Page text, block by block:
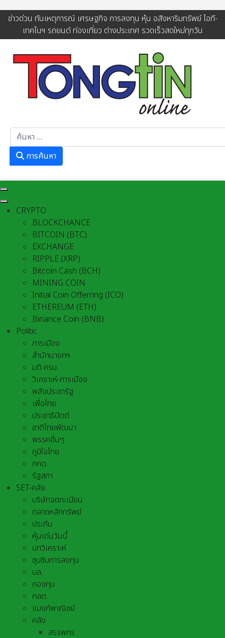
ข่าวด่วน ทันเหตุการณ์ เศรษฐกิจ การลงทุน หุ้น อสังหาริมทรัพย์ ไอที-
เทคโนฯ รถยนต์ ท่องเที่ยว ต่างประเทศ รวดเร็วสดใหม่ทุกวัน
การค้นหา
CRYPTO
BLOCKCHANCE
BITCOIN (BTC)
EXCHANGE
RIPPLE (XRP)
Bitcoin Cash (BCH)
MINING COIN
Initial Coin Offerring (ICO)
ETHEREUM (ETH)
Binance Coin (BNB)
Politic
การเมือง
สำนักนายกฯ
มติ ครม.
วิเคราะห์-การเมือง
พลังประชารัฐ
เพื่อไทย
ประชาธิปัตต์
ชาติไทยพัฒนา
พรรคอื่นๆ
ภูมิใจไทย
กกต.
รัฐสภา
SET-คลัง
บริษัทจดทะเบียน
ตลาดหลักทรัพย์
ประกัน
หุ้นเด่นวันนี้
บทวิเคราะห์
ซุบซิบการลงทุน
บล.
กองทุน
กลต.
แบงก์พาณิชย์
คลัง
สรรพกร